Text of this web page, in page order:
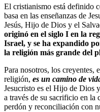
El cristianismo está definido
basa en las enseñanzas de
Jesús, Hijo de Dios y el
originó en el siglo I en la
Israel, y se ha expandido
la religión más grande del
Para nosotros, los creyentes,
religión, es un camino de
Jesucristo es el Hijo de Dios
a través de su sacrificio en la
perdón y reconciliación con